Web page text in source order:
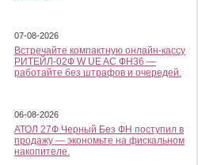
07-08-2026
Встречайте компактную онлайн-кассу
РИТЕЙЛ-02Ф W UE AC ФН36 —
работайте без штрафов и очередей.
06-08-2026
АТОЛ 27Ф Черный Без ФН поступил в
продажу — экономьте на фискальном
накопителе.